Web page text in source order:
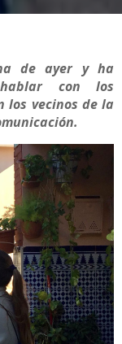
de ayer y ha
con los
los vecinos de la